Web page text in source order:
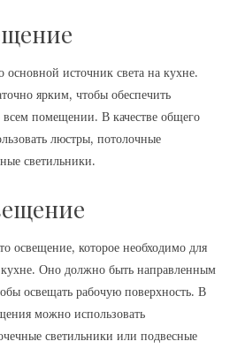
источник света на кухне.
ярким, чтобы обеспечить
помещении. В качестве общего
люстры, потолочные
светильники.
освещение, которое необходимо для
Оно должно быть направленным
освещать рабочую поверхность. В
можно использовать
светильники или подвесные